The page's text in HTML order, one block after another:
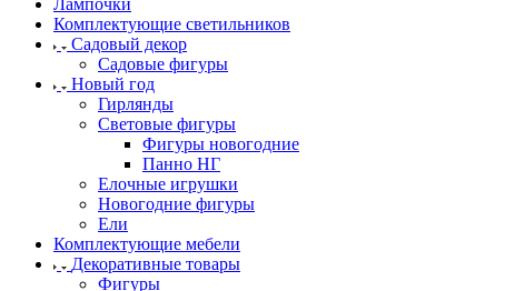
Лампочки
Комплектующие светильников
Садовый декор
Садовые фигуры
Новый год
Гирлянды
Световые фигуры
Фигуры новогодние
Панно НГ
Елочные игрушки
Новогодние фигуры
Ели
Комплектующие мебели
Декоративные товары
Фигуры